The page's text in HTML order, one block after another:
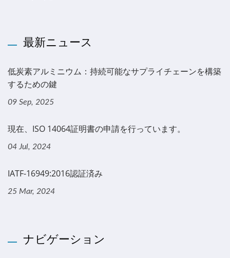
最新ニュース
低炭素アルミニウム：持続可能なサプライチェーンを構築
するための鍵
09 Sep, 2025
現在、ISO 14064証明書の申請を行っています。
04 Jul, 2024
IATF-16949:2016認証済み
25 Mar, 2024
ナビゲーション